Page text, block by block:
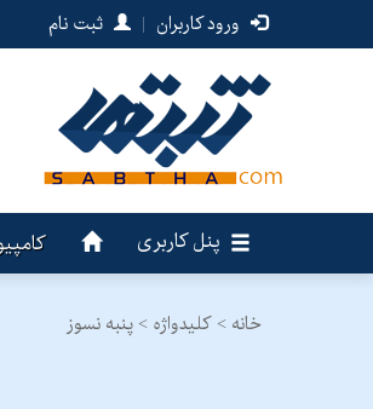
ورود کاربران | ثبت نام
پنل کاربری
خانه > کلیدواژه > پنبه نسوز